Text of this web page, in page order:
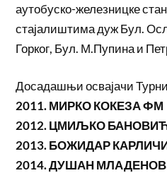
аутобуско-железницке
стајалиштима дуж Бул.
Горког, Бул. М.Пупина и
Досадашњи освајачи
2011. МИРКО КОКЕЗА ФМ
2012. ЦМИЉКО
2013. БОЖИДАР
2014. ДУШАН